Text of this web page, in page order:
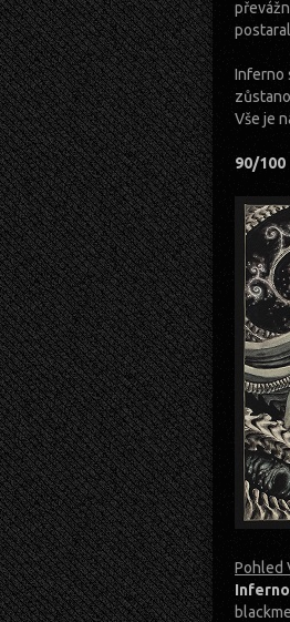
Inferno
Vše je
90/100
Pohled
Inferno